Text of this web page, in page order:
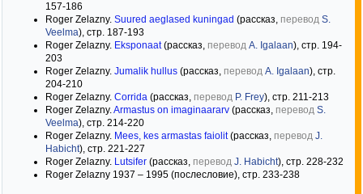
157-186
Roger Zelazny. Suured aeglased kuningad (рассказ, перевод S.
Veelma), стр. 187-193
Roger Zelazny. Eksponaat(рассказ, перевод A. Igalaan), стр. 194-
203
Roger Zelazny. Jumalik hullus (рассказ, перевод A. Igalaan), стр.
204-210
Roger Zelazny. Corrida (рассказ, перевод P. Frey), стр. 211-213
Roger Zelazny.Armastus on imaginaararv (рассказ, перевод S.
Veelma), стр. 214-220
Roger Zelazny. Mees, kes armastas faiolit(рассказ, перевод J.
Habicht), стр. 221-227
Roger Zelazny. Lutsifer (рассказ, перевод J. Habicht), стр. 228-232
Roger Zelazny 1937 – 1995 (послесловие), стр. 233-238